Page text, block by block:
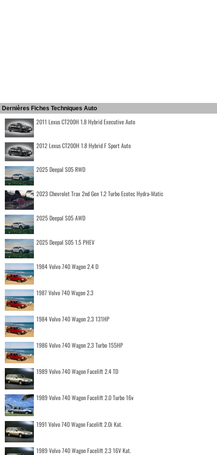
Dernières Fiches Techniques Auto
2011 Lexus CT200H 1.8 Hybrid Executive Auto
2012 Lexus CT200H 1.8 Hybrid F Sport Auto
2025 Deepal S05 RWD
2023 Chevrolet Trax 2nd Gen 1.2 Turbo Ecotec Hydra-Matic
2025 Deepal S05 AWD
2025 Deepal S05 1.5 PHEV
1984 Volvo 740 Wagon 2.4 D
1987 Volvo 740 Wagon 2.3
1984 Volvo 740 Wagon 2.3 131HP
1986 Volvo 740 Wagon 2.3 Turbo 155HP
1989 Volvo 740 Wagon Facelift 2.4 TD
1989 Volvo 740 Wagon Facelift 2.0 Turbo 16v
1991 Volvo 740 Wagon Facelift 2.0i Kat.
1989 Volvo 740 Wagon Facelift 2.3 16V Kat.